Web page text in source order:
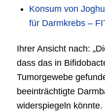
Konsum von
für Darmkrebs –
Ihrer Ansicht nach:
dass das in
Tumorgewebe
beeinträchtigte
widerspiegeln